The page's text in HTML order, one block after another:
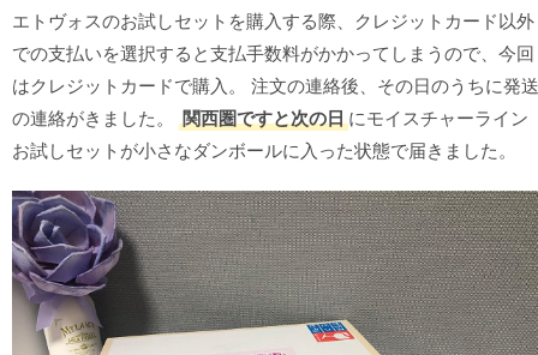
エトヴォスのお試しセットを購入する際、クレジットカード以外
での支払いを選択すると支払手数料がかかってしまうので、今回
はクレジットカードで購入。 注文の連絡後、その日のうちに発送
の連絡がきました。
関西圏ですと次の日 にモイスチャーライン
お試しセットが小さなダンボールに入った状態で届きました。